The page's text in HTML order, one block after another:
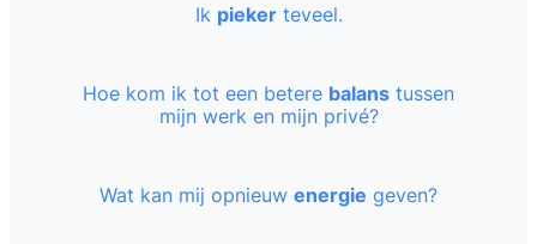
Ik piekerteveel.
Hoe kom ik tot een betere balans tussen
mijn werk en mijn privé?
Wat kan mij opnieuw energie geven?